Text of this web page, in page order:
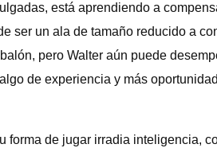
está aprendiendo a
ser un ala de tamaño reducido a
pero Walter aún puede
de experiencia y más
forma de jugar irradia inteligencia,